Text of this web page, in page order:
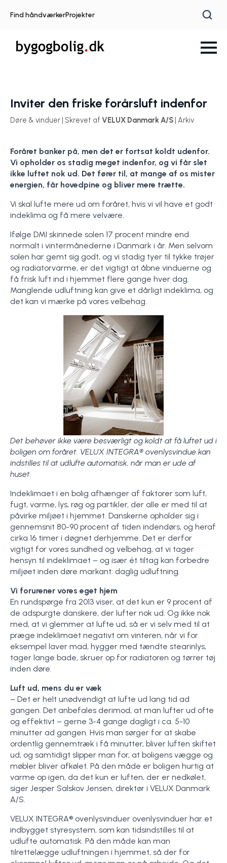
Find håndværkerProjekter
Inviter den friske forårsluft indenfor
Døre & vinduer | Skrevet af VELUX Danmark A/S | Arkiv
Foråret banker på, men det er fortsat koldt udenfor.
Vi opholder os stadig meget indenfor, og vi får slet
ikke luftet nok ud. Det fører til, at mange af os mister
energien, får hovedpine og bliver mere trætte.
Vi skal lufte mere ud om foråret, hvis vi vil have et godt
indeklima og få mere velvære.
​Ifølge DMI skinnede solen 17 procent mindre end
normalt i vintermånederne i Danmark i år. Men selvom
solen har gemt sig godt, og vi stadig tyer til tykke trøjer
og radiatorvarme, er det vigtigt at åbne vinduerne og
få frisk luft ind i hjemmet flere gange hver dag.
Manglende udluftning kan give et dårligt indeklima, og
det kan vi mærke på vores velbehag.
Det behøver ikke være besværligt og koldt at få luftet ud i
boligen om foråret. VELUX INTEGRA® ovenlysvindue kan
indstilles til at udlufte automatisk, når man er ude af
huset.
Indeklimaet i en bolig afhænger af faktorer som luft,
fugt, varme, lys, røg og partikler, der alle er med til at
påvirke miljøet i hjemmet. Danskerne opholder sig i
gennemsnit 80-90 procent af tiden indendørs, og heraf
cirka 16 timer i døgnet derhjemme. Det er derfor
vigtigt for vores sundhed og velbehag, at vi tager
hensyn til indeklimaet – og især ét tiltag kan forbedre
miljøet inden døre markant: daglig udluftning.
Vi forurener vores eget hjem
En rundspørge fra 2013 viser, at det kun er 9 procent af
de adspurgte danskere, der lufter nok ud. Og ikke nok
med, at vi glemmer at lufte ud, så er vi selv med til at
præge indeklimaet negativt om vinteren, når vi for
eksempel laver mad, hygger med tændte stearinlys,
tager lange bade, skruer op for radiatoren og tørrer tøj
inden døre.
Luft ud, mens du er væk
– Det er helt unødvendigt at lufte ud lang tid ad
gangen. Det anbefales derimod, at man lufter ud ofte
og effektivt – gerne 3-4 gange dagligt i ca. 5-10
minutter ad gangen. Hvis man sørger for at skabe
ordentlig gennemtræk i få minutter, bliver luften skiftet
ud, og samtidigt slipper man for, at boligens vægge og
møbler bliver afkølet. På den måde er boligen hurtig at
varme op igen, da det kun er luften, der er nedkølet,
siger Jesper Salskov Jensen, direktør i VELUX Danmark
A/S.
VELUX INTEGRA® ovenlysvinduer ovenlysvinduer har et
indbygget styresystem, som kan tidsindstilles til at
udlufte automatisk. På den måde kan man
tilrettelægge udluftningen i hjemmet, så der for